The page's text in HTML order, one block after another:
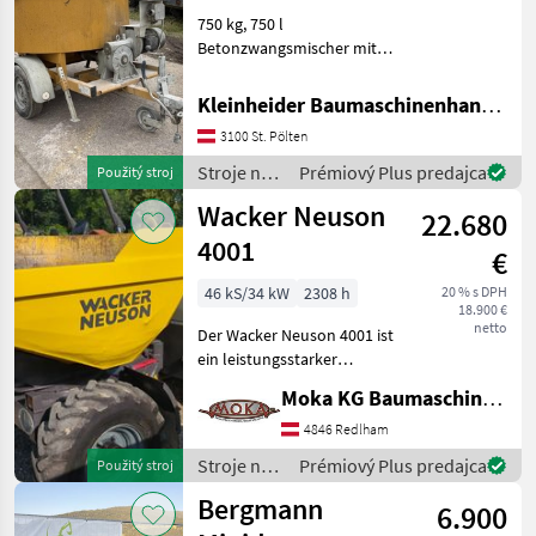
Použitý stroj
750 kg, 750 l
Betonzwangsmischer mit
Einachsanhänger mit
Straßenzulassung Stroje na
stavbu Sklápacie vozidlo
Kleinheider Baumaschinenhandel GmbH.
3100 St. Pölten
Stroje na
stavbu /
Mammut
Prémiový Plus predajca
Použitý stroj
Wacker Neuson
4001
22.680
€
20 % s DPH
18.900 €
netto
46 kS/34 kW
2308 h
Der Wacker Neuson 4001 ist
ein leistungsstarker
Vielzahl von Bauprojekten.
Dieses Modell zeichnet sich
durch einen robusten 46 PS
Motor aus un
Moka KG Baumaschinenhandel
4846 Redlham
Stroje na
stavbu /
Wacker
Prémiový Plus predajca
Bergmann
6.900